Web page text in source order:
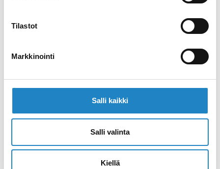
Tilastot
Markkinointi
Salli kaikki
Salli valinta
Kiellä
Navigation >>